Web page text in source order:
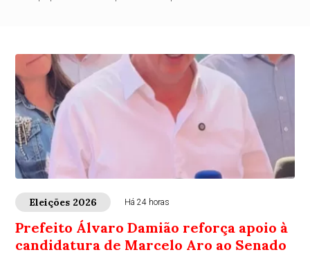
Eleições 2026 Há 24 horas
Prefeito Álvaro Damião reforça apoio à
candidatura de Marcelo Aro ao Senado